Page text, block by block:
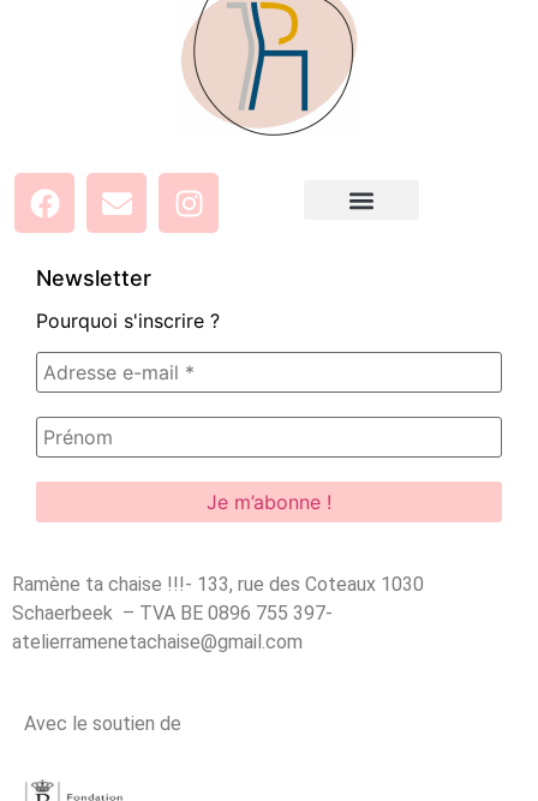
Newsletter
Pourquoi s'inscrire ?
Ramène ta chaise !!!- 133, rue des Coteaux 1030
Schaerbeek – TVA BE 0896 755 397-
atelierramenetachaise@gmail.com
Avec le soutien de